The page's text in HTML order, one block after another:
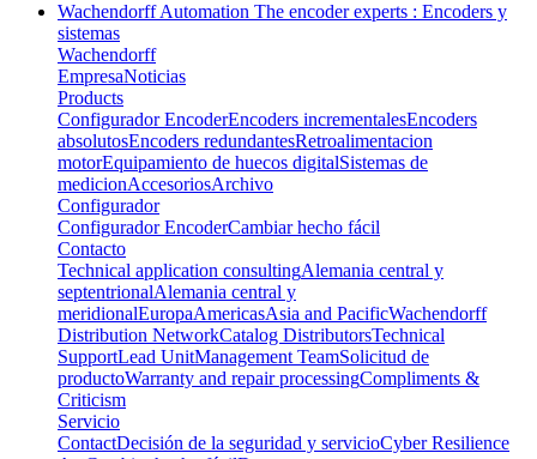
Wachendorff Automation The encoder experts : Encoders y
sistemas
Wachendorff
EmpresaNoticias
Products
Configurador EncoderEncoders incrementalesEncoders
absolutosEncoders redundantesRetroalimentacion
motorEquipamiento de huecos digitalSistemas de
medicionAccesoriosArchivo
Configurador
Configurador EncoderCambiar hecho fácil
Contacto
Technical application consultingAlemania central y
septentrionalAlemania central y
meridionalEuropaAmericasAsia and PacificWachendorff
Distribution NetworkCatalog DistributorsTechnical
SupportLead UnitManagement TeamSolicitud de
productoWarranty and repair processingCompliments &
Criticism
Servicio
ContactDecisión de la seguridad y servicioCyber Resilience